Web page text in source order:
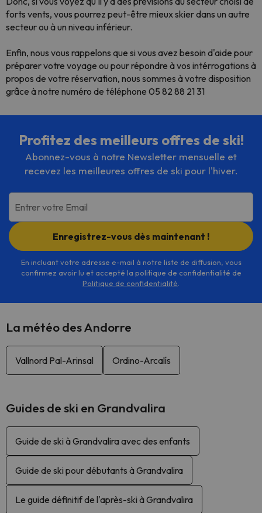
forts vents, vous pourrez peut-être mieux skier dans un autre
secteur ou à un niveau inférieur.
Enfin, nous vous rappelons que si vous avez besoin d'aide pour
préparer votre voyage ou pour répondre à vos intérrogations à
propos de votre réservation, nous sommes à votre disposition
grâce à notre numéro de téléphone 05 82 88 21 31
Profitez des meilleurs offres de ski!
Abonnez-vous à notre Newsletter mensuelle et
recevez les meilleures offres de ski pour l'hiver.
Entrer votre Email
Enregistrez-vous dès maintenant !
En incluant votre adresse e-mail à notre liste de diffusion, vous
confirmez avoir lu et accepté la politique de confidentialité de
Politique de confidentialité
La météo des Andorre
Vallnord Pal-Arinsal Ordino-Arcalís
Guides de ski en Grandvalira
Guide de ski à Grandvalira avec des enfants
Guide de ski pour débutants à Grandvalira
Le guide définitif de l'après-ski à Grandvalira